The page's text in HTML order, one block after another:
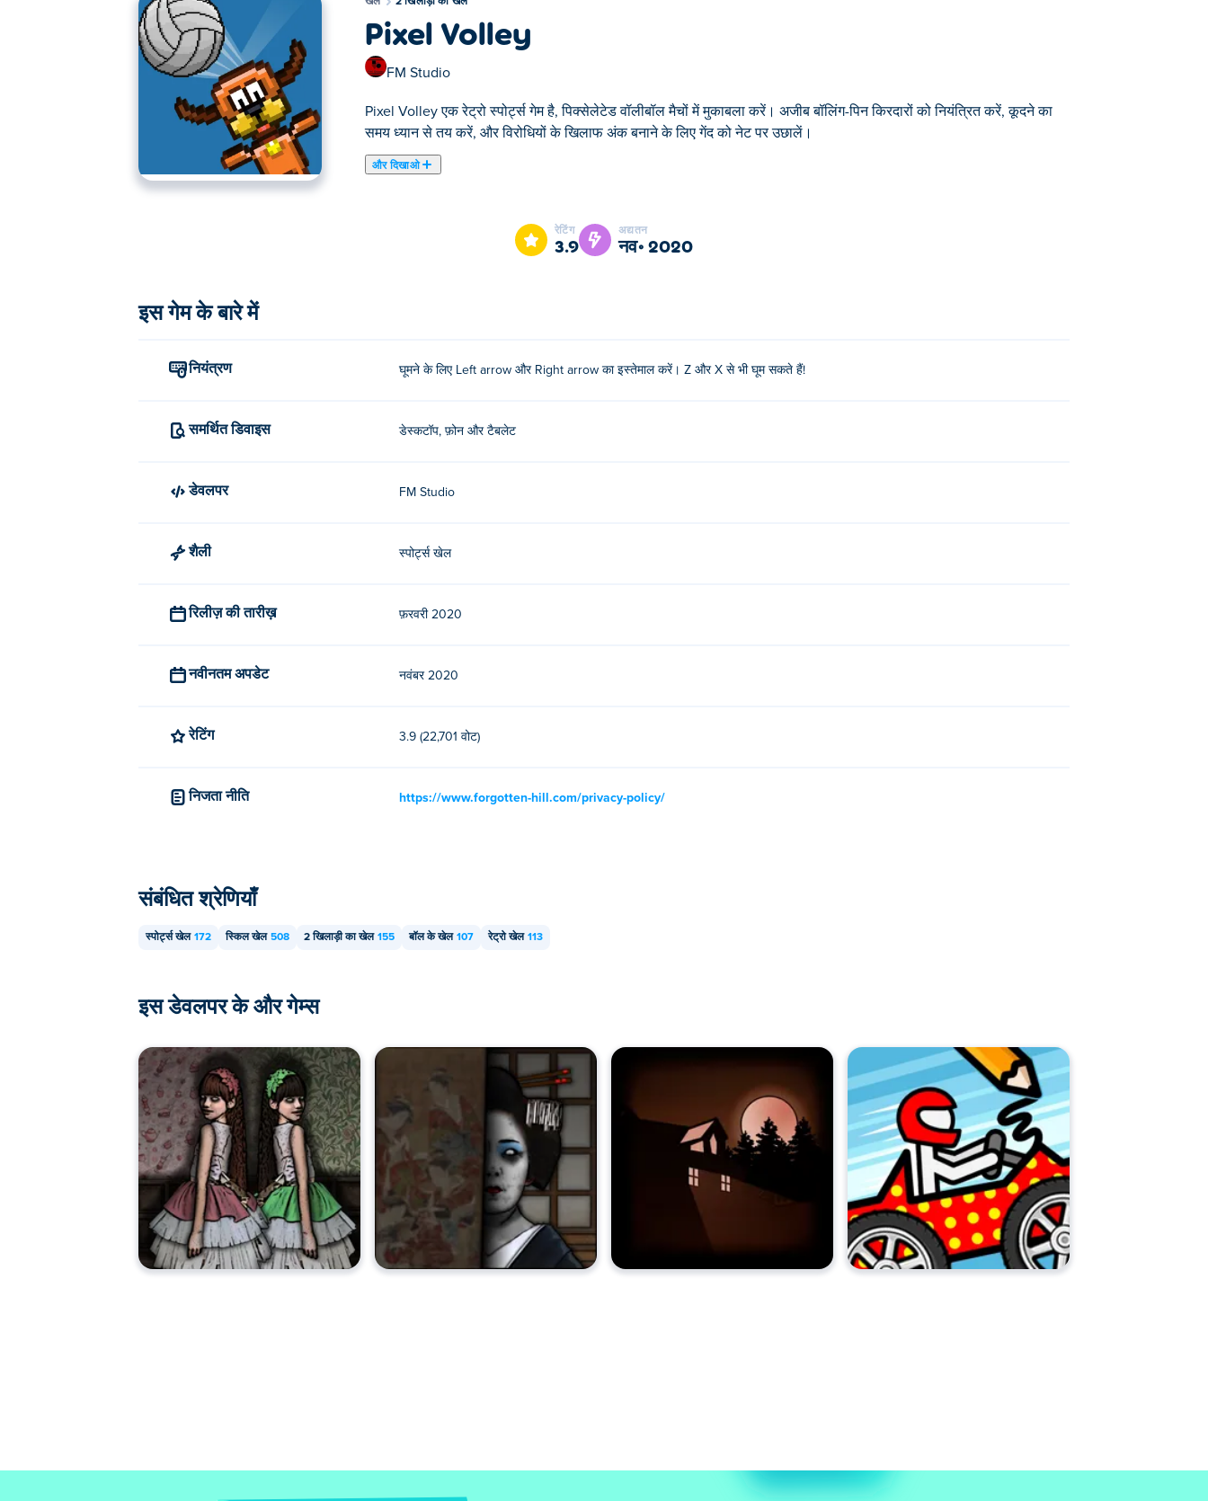
Pixel Volley
FM Studio
Pixel Volley एक रेट्रो स्पोर्ट्स गेम है, पिक्सेलेटेड वॉलीबॉल मैचों में मुकाबला करें। अजीब बॉलिंग-पिन किरदारों को नियंत्रित करें, कूदने का
समय ध्यान से तय करें, और विरोधियों के खिलाफ अंक बनाने के लिए गेंद को नेट पर उछालें।
और दिखाओ
यहाँ आप Pixel Volley खेल सकते हैं। Pixel Volley हमारे चुने हुए 2 खिलाड़ी का खेल में से एक है।
रेटिंग
3.9
अद्यतन
नव॰ 2020
इस गेम के बारे में
नियंत्रण घूमने के लिए Left arrow और Right arrow का इस्तेमाल करें। Z और X से भी घूम सकते हैं!
समर्थित डिवाइस डेस्कटॉप, फ़ोन और टैबलेट
डेवलपर FM Studio
शैली स्पोर्ट्स खेल
रिलीज़ की तारीख़ फ़रवरी 2020
नवीनतम अपडेट नवंबर 2020
रेटिंग 3.9 (22,701 वोट)
निजता नीति https://www.forgotten-hill.com/privacy-policy/
संबंधित श्रेणियाँ
स्पोर्ट्स खेल 172 स्किल खेल 508 2 खिलाड़ी का खेल 155 बॉल के खेल 107 रेट्रो खेल 113
इस डेवलपर के और गेम्स